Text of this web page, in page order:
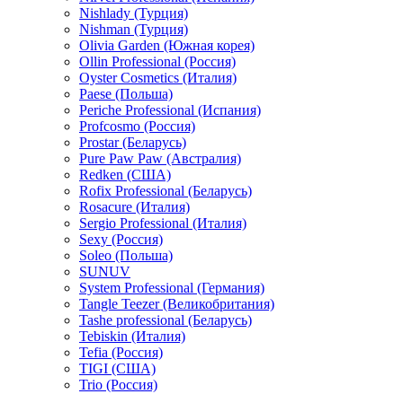
Nishlady (Турция)
Nishman (Турция)
Olivia Garden (Южная корея)
Ollin Professional (Россия)
Oyster Cosmetics (Италия)
Paese (Польша)
Periche Professional (Испания)
Profcosmo (Россия)
Prostar (Беларусь)
Pure Paw Paw (Австралия)
Redken (США)
Rofix Professional (Беларусь)
Rosacure (Италия)
Sergio Professional (Италия)
Sexy (Россия)
Soleo (Польша)
SUNUV
System Professional (Германия)
Tangle Teezer (Великобритания)
Tashe professional (Беларусь)
Tebiskin (Италия)
Tefia (Россия)
TIGI (США)
Trio (Россия)